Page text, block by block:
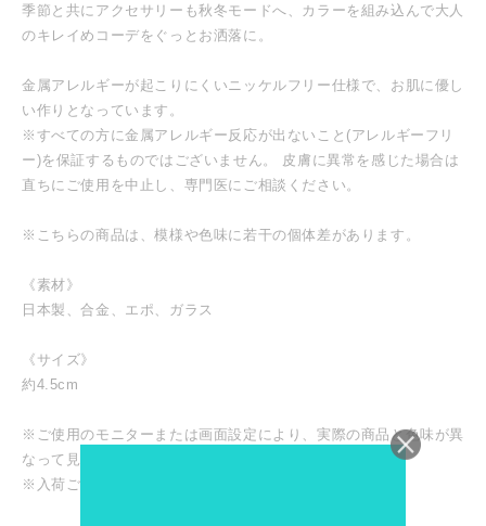
季節と共にアクセサリーも秋冬モードへ、カラーを組み込んで大人
のキレイめコーデをぐっとお洒落に。
金属アレルギーが起こりにくいニッケルフリー仕様で、お肌に優し
い作りとなっています。
※すべての方に金属アレルギー反応が出ないこと(アレルギーフリ
ー)を保証するものではございません。 皮膚に異常を感じた場合は
直ちにご使用を中止し、専門医にご相談ください。
※こちらの商品は、模様や色味に若干の個体差があります。
《素材》
日本製、合金、エポ、ガラス
《サイズ》
約4.5cm
※ご使用のモニターまたは画面設定により、実際の商品と色味が異
なって見える場合がございます。
※入荷ごとに色味や仕様が変わる場合がございます。